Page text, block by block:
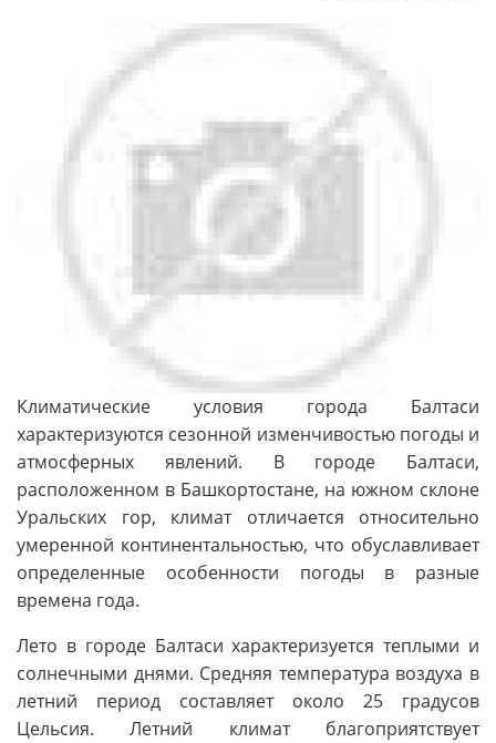
Климатические условия города Балтаси
характеризуются сезонной изменчивостью погоды и
атмосферных явлений. В городе Балтаси,
расположенном в Башкортостане, на южном склоне
Уральских гор, климат отличается относительно
умеренной континентальностью, что обуславливает
определенные особенности погоды в разные
времена года.
Лето в городе Балтаси характеризуется теплыми и
солнечными днями. Средняя температура воздуха в
летний период составляет около 25 градусов
Цельсия. Летний климат благоприятствует